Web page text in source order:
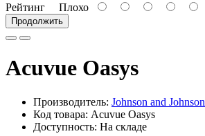
Рейтинг Плохо
Продолжить
Acuvue Oasys
Производитель: Johnson and Johnson
Код товара: Acuvue Oasys
Доступность: На складе